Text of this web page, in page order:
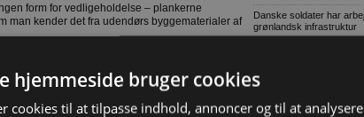
form for vedligeholdelse – plankerne
man kender det fra udendørs byggematerialer af
Danske soldater har
grønlandsk infrastruktur
Ny Sennebogenspecialist
Lokal entreprenør skal
hjemmeside bruger cookies
cookies til at tilpasse indhold, annoncer og til at